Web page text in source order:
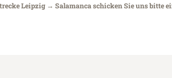
Leipzig → Salamanca schicken Sie uns bitte